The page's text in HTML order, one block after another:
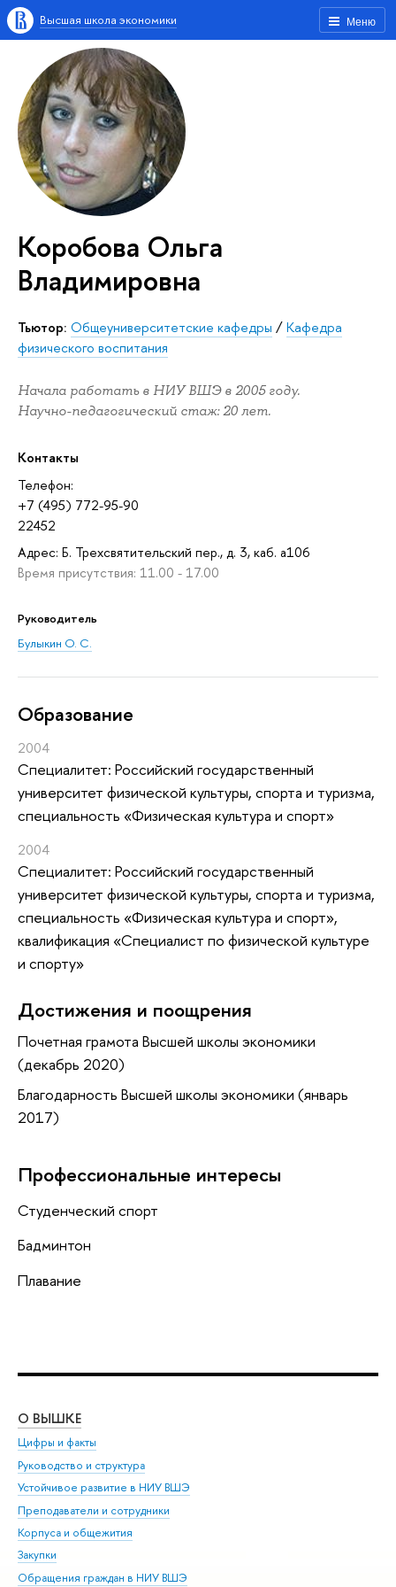
Меню
Высшая школа экономики
Коробова Ольга
Владимировна
Тьютор: Общеуниверситетские кафедры /Кафедра
физического воспитания
Начала работать в НИУ ВШЭ в 2005 году.
Научно-педагогический стаж: 20 лет.
Контакты
Телефон:
+7 (495) 772-95-90
22452
Адрес: Б. Трехсвятительский пер., д. 3, каб. а106
Время присутствия: 11.00 - 17.00
Руководитель
Булыкин О. С.
Oбразование
2004
Специалитет: Российский государственный
университет физической культуры, спорта и туризма,
специальность «Физическая культура и спорт»
2004
Специалитет: Российский государственный
университет физической культуры, спорта и туризма,
специальность «Физическая культура и спорт»,
квалификация «Специалист по физической культуре
и спорту»
Достижения и поощрения
Почетная грамота Высшей школы экономики
(декабрь 2020)
Благодарность Высшей школы экономики (январь
2017)
Профессиональные интересы
Студенческий спорт
Бадминтон
Плавание
О ВЫШКЕ
Цифры и факты
Руководство и структура
Устойчивое развитие в НИУ ВШЭ
Преподаватели и сотрудники
Корпуса и общежития
Закупки
Обращения граждан в НИУ ВШЭ